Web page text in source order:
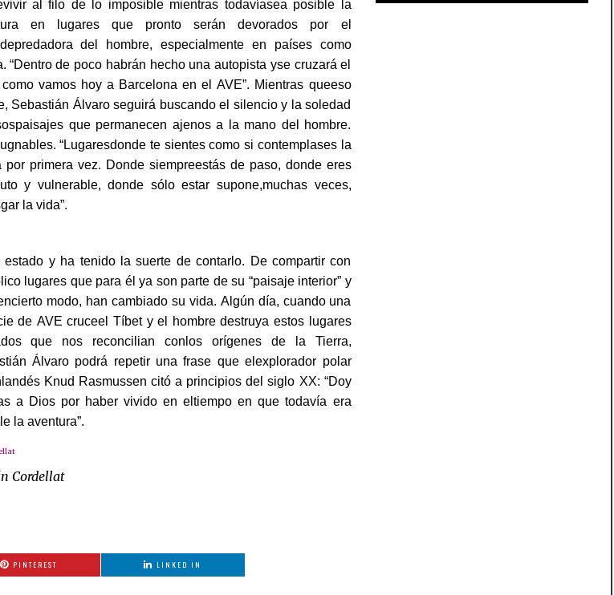
al filo de lo imposible mientras todavíasea posible la
en lugares que pronto serán devorados por el
del hombre, especialmente en países como
“Dentro de poco habrán hecho una autopista yse cruzará el
vamos hoy a Barcelona en el AVE”. Mientras queeso
Sebastián Álvaro seguirá buscando el silencio y la soledad
que permanecen ajenos a la mano del hombre.
“Lugaresdonde te sientes como si contemplases la
por primera vez. Donde siempreestás de paso, donde eres
y vulnerable, donde sólo estar supone,muchas veces,
la vida”.
estado y ha tenido la suerte de contarlo. De compartir con
lugares que para él ya son parte de su “paisaje interior” y
modo, han cambiado su vida. Algún día, cuando una
de AVE cruceel Tíbet y el hombre destruya estos lugares
que nos reconcilian conlos orígenes de la Tierra,
Álvaro podrá repetir una frase que elexplorador polar
Knud Rasmussen citó a principios del siglo XX: “Doy
a Dios por haber vivido en eltiempo en que todavía era
la aventura”.
Cordellat
PINTEREST LINKED IN